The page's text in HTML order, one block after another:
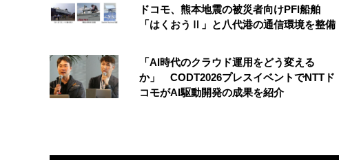
ドコモ、熊本地震の被災者向けPFI船舶
「はくおうⅡ」と八代港の通信環境を整備
「AI時代のクラウド運用をどう変える
か」 CODT2026プレスイベントでNTTド
コモがAI駆動開発の成果を紹介